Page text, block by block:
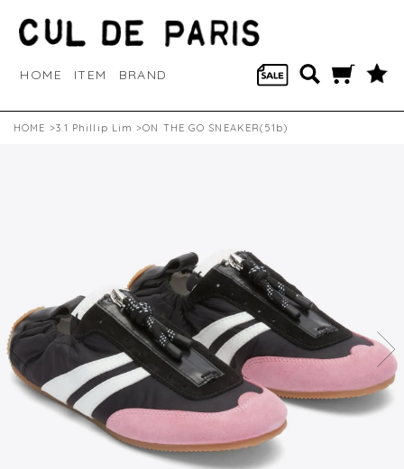
HOME ITEM BRAND
HOME >3.1 Phillip Lim >ON THE GO SNEAKER(51b)